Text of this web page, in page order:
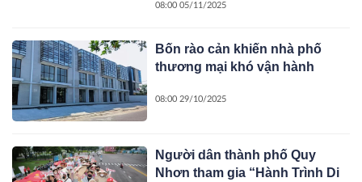
08:00 05/11/2025
Bốn rào cản khiến nhà phố
thương mại khó vận hành
08:00 29/10/2025
Người dân thành phố Quy
Nhơn tham gia “Hành Trình Di